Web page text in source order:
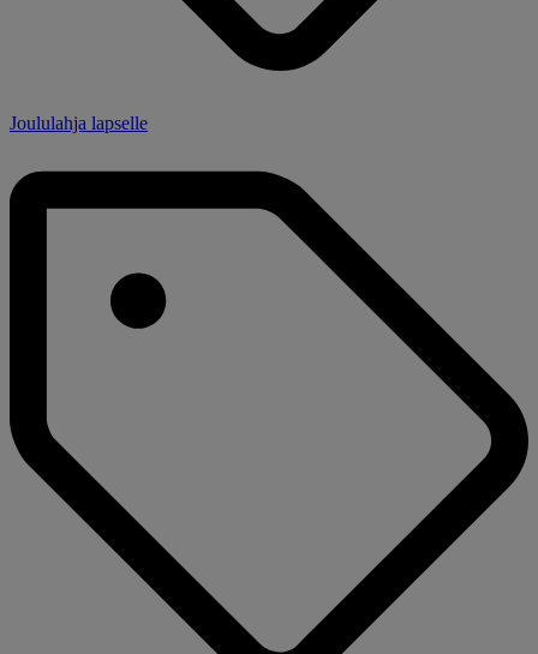
Joululahja lapselle